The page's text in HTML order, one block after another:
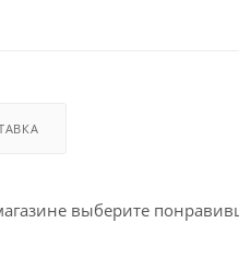
выберите